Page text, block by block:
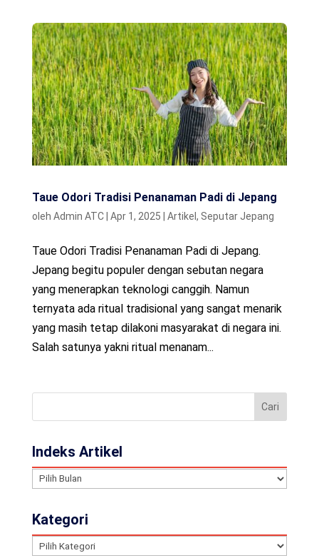
Taue Odori Tradisi Penanaman Padi di Jepang
oleh Admin ATC| Apr 1, 2025 Artikel , Seputar Jepang
Taue Odori Tradisi Penanaman Padi di Jepang.
Jepang begitu populer dengan sebutan negara
yang menerapkan teknologi canggih. Namun
ternyata ada ritual tradisional yang sangat menarik
yang masih tetap dilakoni masyarakat di negara ini.
Salah satunya yakni ritual menanam...
Indeks Artikel
Indeks
Kategori
Kategori